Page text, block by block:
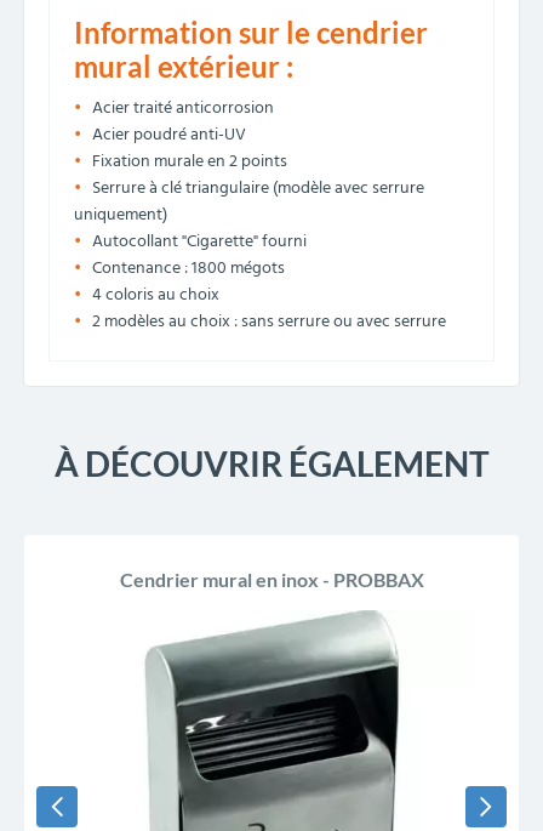
Information sur le cendrier
mural extérieur :
Acier traité anticorrosion
Acier poudré anti-UV
Fixation murale en 2 points
Serrure à clé triangulaire (modèle avec serrure
uniquement)
Autocollant "Cigarette" fourni
Contenance : 1800 mégots
4 coloris au choix
2 modèles au choix : sans serrure ou avec serrure
À DÉCOUVRIR ÉGALEMENT
Cendrier mural en inox - PROBBAX